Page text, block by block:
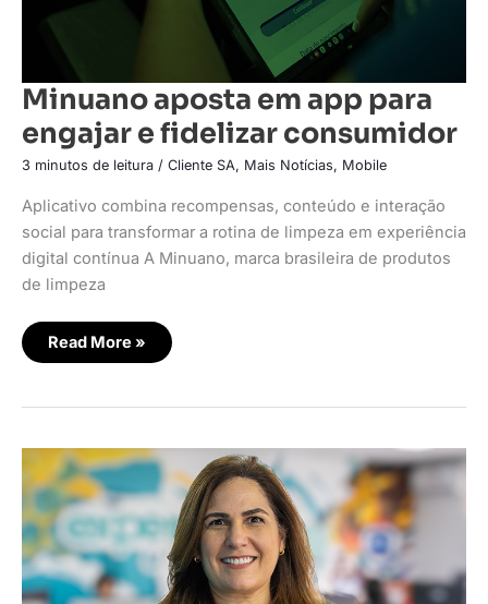
Minuano aposta em app para
engajar e fidelizar consumidor
3 minutos de leitura / Cliente SA, Mais Notícias, Mobile
Aplicativo combina recompensas, conteúdo e interação
social para transformar a rotina de limpeza em experiência
digital contínua A Minuano, marca brasileira de produtos
de limpeza
Read More »
Betsul
lança
aplicativo
nativo
com
foco
em
experiência